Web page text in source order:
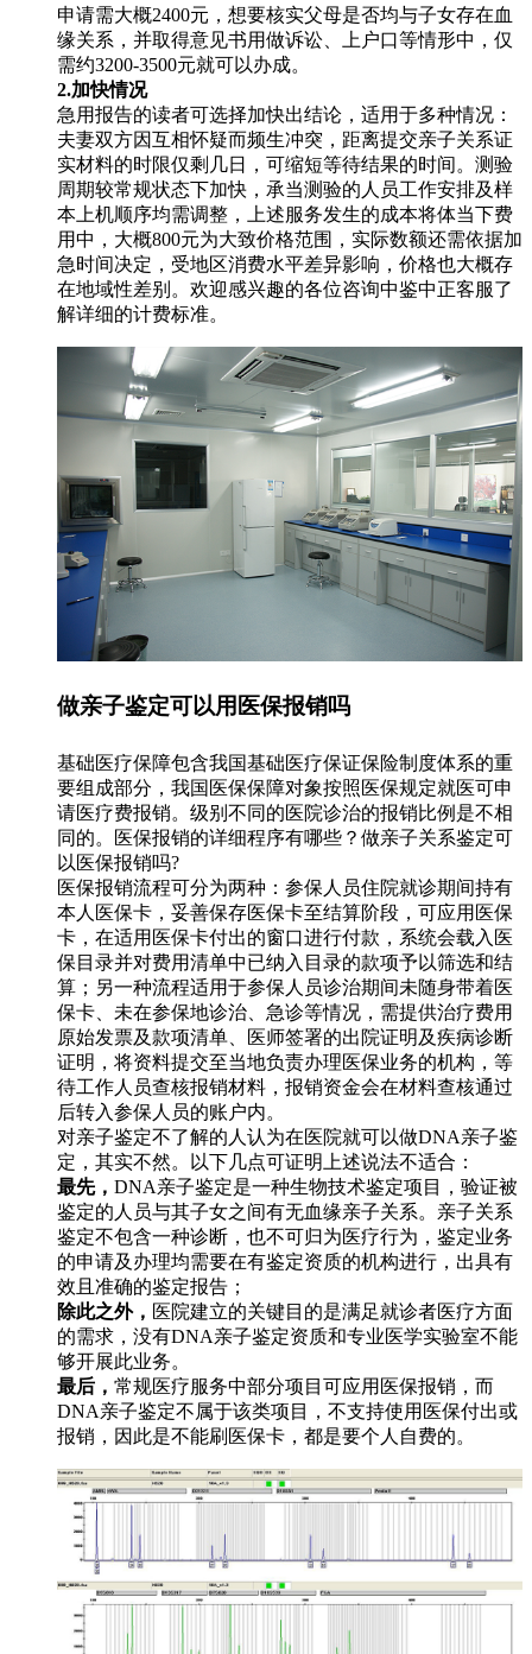
申请需大概2400元，想要核实父母是否均与子女存在血
缘关系，并取得意见书用做诉讼、上户口等情形中，仅
需约3200-3500元就可以办成。
2.加快情况
急用报告的读者可选择加快出结论，适用于多种情况：
夫妻双方因互相怀疑而频生冲突，距离提交亲子关系证
实材料的时限仅剩几日，可缩短等待结果的时间。测验
周期较常规状态下加快，承当测验的人员工作安排及样
本上机顺序均需调整，上述服务发生的成本将体当下费
用中，大概800元为大致价格范围，实际数额还需依据加
急时间决定，受地区消费水平差异影响，价格也大概存
在地域性差别。欢迎感兴趣的各位咨询中鉴中正客服了
解详细的计费标准。
做亲子鉴定可以用医保报销吗
基础医疗保障包含我国基础医疗保证保险制度体系的重
要组成部分，我国医保保障对象按照医保规定就医可申
请医疗费报销。级别不同的医院诊治的报销比例是不相
同的。医保报销的详细程序有哪些？做亲子关系鉴定可
以医保报销吗?
医保报销流程可分为两种：参保人员住院就诊期间持有
本人医保卡，妥善保存医保卡至结算阶段，可应用医保
卡，在适用医保卡付出的窗口进行付款，系统会载入医
保目录并对费用清单中已纳入目录的款项予以筛选和结
算；另一种流程适用于参保人员诊治期间未随身带着医
保卡、未在参保地诊治、急诊等情况，需提供治疗费用
原始发票及款项清单、医师签署的出院证明及疾病诊断
证明，将资料提交至当地负责办理医保业务的机构，等
待工作人员查核报销材料，报销资金会在材料查核通过
后转入参保人员的账户内。
对亲子鉴定不了解的人认为在医院就可以做DNA亲子鉴
定，其实不然。以下几点可证明上述说法不适合：
最先， DNA亲子鉴定是一种生物技术鉴定项目，验证被
鉴定的人员与其子女之间有无血缘亲子关系。亲子关系
鉴定不包含一种诊断，也不可归为医疗行为，鉴定业务
的申请及办理均需要在有鉴定资质的机构进行，出具有
效且准确的鉴定报告；
除此之外， 医院建立的关键目的是满足就诊者医疗方面
的需求，没有DNA亲子鉴定资质和专业医学实验室不能
够开展此业务。
最后， 常规医疗服务中部分项目可应用医保报销，而
DNA亲子鉴定不属于该类项目，不支持使用医保付出或
报销，因此是不能刷医保卡，都是要个人自费的。